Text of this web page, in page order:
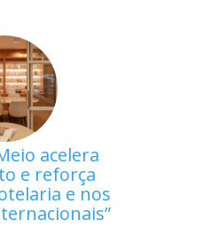
acelera
e reforça
e nos